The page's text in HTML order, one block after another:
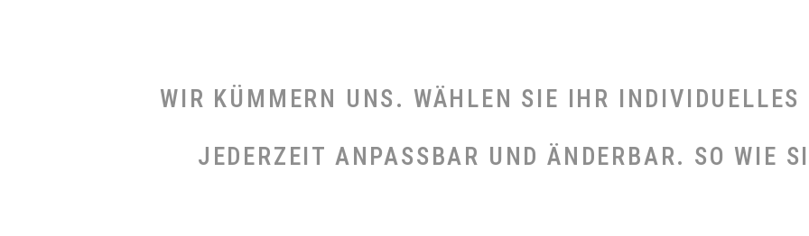
WIR KÜMMERN UNS. WÄHLEN SIE IHR INDIVIDUELLES
JEDERZEIT ANPASSBAR UND ÄNDERBAR. SO WIE